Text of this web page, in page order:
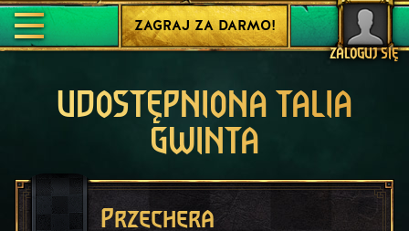
ZALOGUJ SIĘ
ZAGRAJ ZA DARMO!
UDOSTĘPNIONA TALIA
GWINTA
Przechera